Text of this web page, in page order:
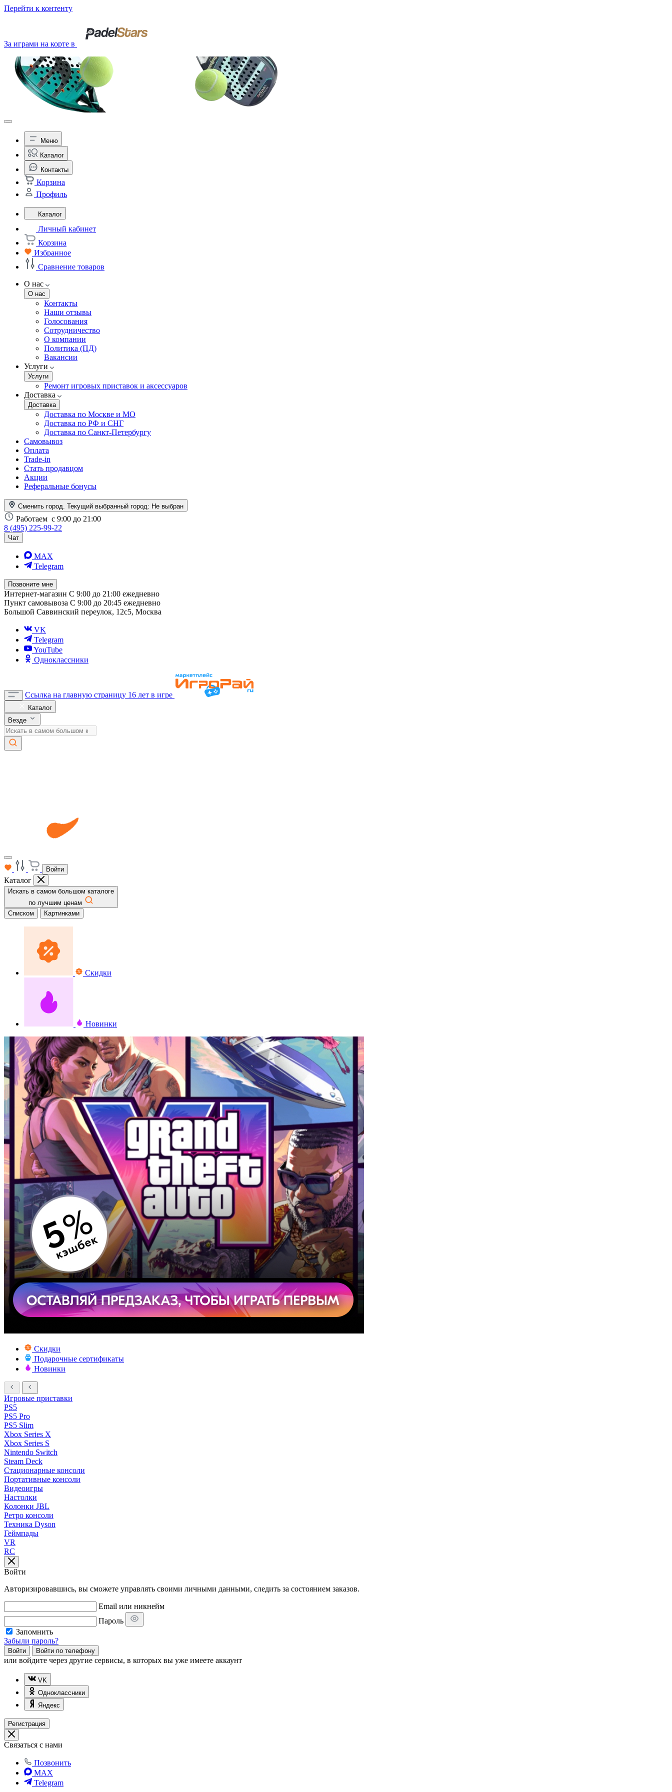
Перейти к контенту
За играми на корте в
Меню
Каталог
Контакты
Корзина
Профиль
Каталог
Личный кабинет
Корзина
Избранное
Сравнение товаров
О нас
О нас
Контакты
Наши отзывы
Голосования
Сотрудничество
О компании
Политика (ПД)
Вакансии
Услуги
Услуги
Ремонт игровых приставок и аксессуаров
Доставка
Доставка
Доставка по Москве и МО
Доставка по РФ и СНГ
Доставка по Санкт-Петербургу
Самовывоз
Оплата
Trade-in
Стать продавцом
Акции
Реферальные бонусы
Сменить город. Текущий выбранный город: Не выбран
Работаем с 9:00 до 21:00
8 (495) 225-99-22
Чат
MAX
Telegram
Позвоните мне
Интернет-магазин С 9:00 до 21:00 ежедневно
Пункт самовывоза С 9:00 до 20:45 ежедневно
Большой Саввинский переулок, 12с5, Москва
VK
Telegram
YouTube
Одноклассники
Ссылка на главную страницу 16 лет в игре
Каталог
Везде
Войти
Каталог
Искать в самом большом каталоге
по лучшим ценам
Списком
Картинками
Скидки
Новинки
Скидки
Подарочные сертификаты
Новинки
Игровые приставки
PS5
PS5 Pro
PS5 Slim
Xbox Series X
Xbox Series S
Nintendo Switch
Steam Deck
Стационарные консоли
Портативные консоли
Видеоигры
Настолки
Колонки JBL
Ретро консоли
Техника Dyson
Геймпады
VR
RC
Войти
Авторизировавшись, вы сможете управлять своими личными данными, следить за состоянием заказов.
Email или никнейм
Пароль
Запомнить
Забыли пароль?
Войти Войти по телефону
или войдите через другие сервисы, в которых вы уже имеете аккаунт
VK
Одноклассники
Яндекс
Регистрация
Связаться с нами
Позвонить
MAX
Telegram